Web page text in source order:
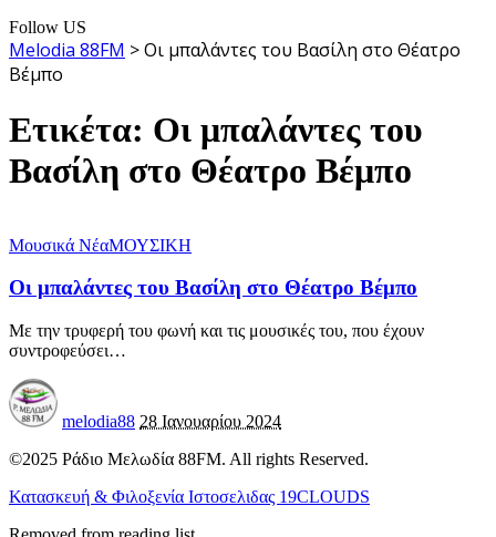
Follow US
Melodia 88FM >Οι μπαλάντες του Βασίλη στο Θέατρο
Βέμπο
Ετικέτα: Οι μπαλάντες του
Βασίλη στο Θέατρο Βέμπο
Μουσικά ΝέαΜΟΥΣΙΚΗ
Οι μπαλάντες του Βασίλη στο Θέατρο Βέμπο
Με την τρυφερή του φωνή και τις μουσικές του, που έχουν
συντροφεύσει…
melodia88 28 Ιανουαρίου 2024
©2025 Ράδιο Μελωδία 88FM. All rights Reserved.
Κατασκευή & Φιλοξενία Ιστοσελιδας 19CLOUDS